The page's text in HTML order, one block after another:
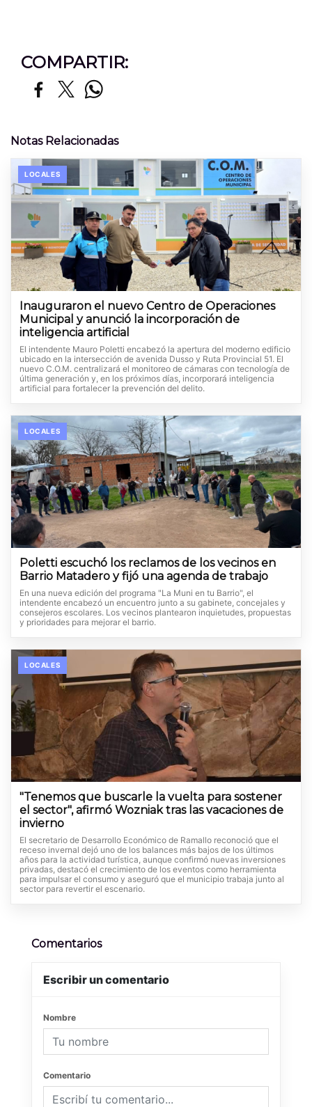
COMPARTIR:
Notas Relacionadas
LOCALES
Inauguraron el nuevo Centro de Operaciones
Municipal y anunció la incorporación de
inteligencia artificial
El intendente Mauro Poletti encabezó la apertura del moderno edificio
ubicado en la intersección de avenida Dusso y Ruta Provincial 51. El
nuevo C.O.M. centralizará el monitoreo de cámaras con tecnología de
última generación y, en los próximos días, incorporará inteligencia
artificial para fortalecer la prevención del delito.
LOCALES
Poletti escuchó los reclamos de los vecinos en
Barrio Matadero y fijó una agenda de trabajo
En una nueva edición del programa "La Muni en tu Barrio", el
intendente encabezó un encuentro junto a su gabinete, concejales y
consejeros escolares. Los vecinos plantearon inquietudes, propuestas
y prioridades para mejorar el barrio.
LOCALES
"Tenemos que buscarle la vuelta para sostener
el sector", afirmó Wozniak tras las vacaciones de
invierno
El secretario de Desarrollo Económico de Ramallo reconoció que el
receso invernal dejó uno de los balances más bajos de los últimos
años para la actividad turística, aunque confirmó nuevas inversiones
privadas, destacó el crecimiento de los eventos como herramienta
para impulsar el consumo y aseguró que el municipio trabaja junto al
sector para revertir el escenario.
Comentarios
Escribir un comentario
Nombre
Comentario